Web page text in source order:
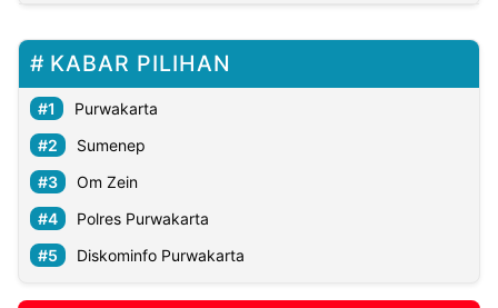
KABAR PILIHAN
Purwakarta
Sumenep
Om Zein
Polres Purwakarta
Diskominfo Purwakarta